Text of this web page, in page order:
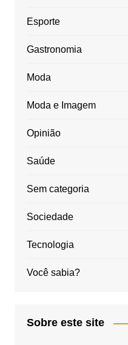
Esporte
Gastronomia
Moda
Moda e Imagem
Opinião
Saúde
Sem categoria
Sociedade
Tecnologia
Você sabia?
Sobre este site